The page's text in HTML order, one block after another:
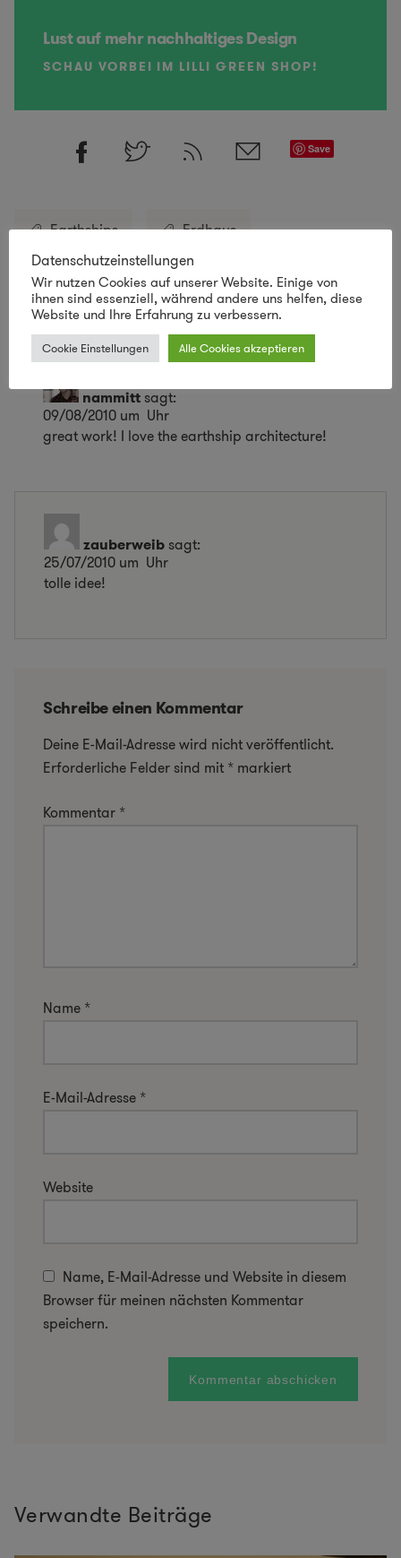
Lust auf mehr nachhaltiges Design
SCHAU VORBEI IM LILLI GREEN SHOP!
Save
Earthships Erdhaus
2 Kommentare
nammittsagt:
09/08/2010 um Uhr
great work! I love the earthship architecture!
zauberweibsagt:
25/07/2010 um Uhr
tolle idee!
Schreibe einen Kommentar
Deine E-Mail-Adresse wird nicht veröffentlicht.
Erforderliche Felder sind mit * markiert
Kommentar *
Name *
E-Mail-Adresse *
Website
Name, E-Mail-Adresse und Website in diesem
Browser für meinen nächsten Kommentar
speichern.
Verwandte Beiträge
Datenschutzeinstellungen
Wir nutzen Cookies auf unserer Website. Einige von
ihnen sind essenziell, während andere uns helfen, diese
Website und Ihre Erfahrung zu verbessern.
Cookie Einstellungen Alle Cookies akzeptieren